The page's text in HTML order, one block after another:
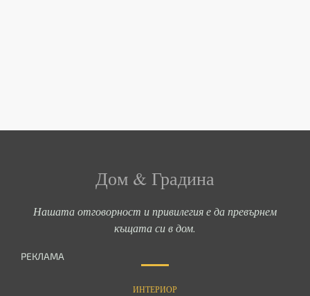
Дом & Градина
Нашата отговорност и привилегия е да превърнем
къщата си в дом.
РЕКЛАМА
ИНТЕРИОР